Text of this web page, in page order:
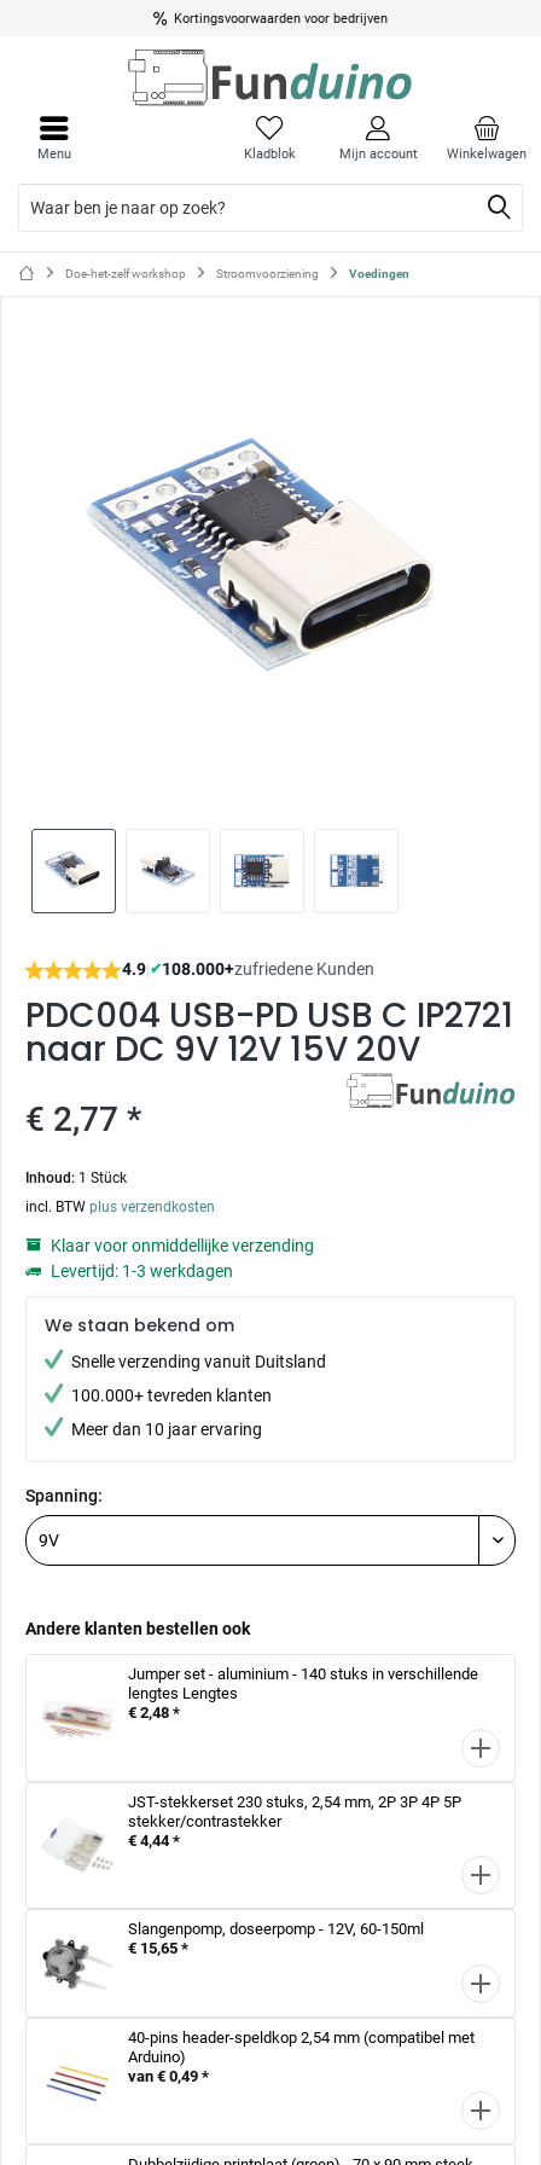
Kortingsvoorwaarden voor bedrijven
Winkelwagen
Kladblok Mijn account
Menu
Doe-het-zelf workshop Stroomvoorziening Voedingen
4.9|✔108.000+zufriedene Kunden
PDC004 USB-PD USB C IP2721
naar DC 9V 12V 15V 20V
€ 2,77 *
Inhoud: 1 Stück
incl. BTW plus verzendkosten
Klaar voor onmiddellijke verzending
Levertijd: 1-3 werkdagen
We staan bekend om
Snelle verzending vanuit Duitsland
100.000+ tevreden klanten
Meer dan 10 jaar ervaring
Spanning:
Andere klanten bestellen ook
Jumper set - aluminium - 140 stuks in verschillende
lengtes Lengtes
€ 2,48 *
JST-stekkerset 230 stuks, 2,54 mm, 2P 3P 4P 5P
stekker/contrastekker
€ 4,44 *
Slangenpomp, doseerpomp - 12V, 60-150ml
€ 15,65 *
40-pins header-speldkop 2,54 mm (compatibel met
Arduino)
van € 0,49 *